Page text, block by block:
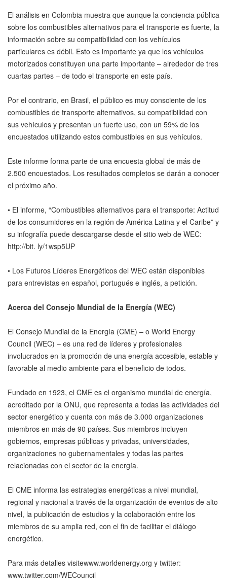
El análisis en Colombia muestra que aunque la conciencia pública
sobre los combustibles alternativos para el transporte es fuerte, la
información sobre su compatibilidad con los vehículos
particulares es débil. Esto es importante ya que los vehículos
motorizados constituyen una parte importante – alrededor de tres
cuartas partes – de todo el transporte en este país.
Por el contrario, en Brasil, el público es muy consciente de los
combustibles de transporte alternativos, su compatibilidad con
sus vehículos y presentan un fuerte uso, con un 59% de los
encuestados utilizando estos combustibles en sus vehículos.
Este informe forma parte de una encuesta global de más de
2.500 encuestados. Los resultados completos se darán a conocer
el próximo año.
• El informe, “Combustibles alternativos para el transporte: Actitud
de los consumidores en la región de América Latina y el Caribe” y
su infografía puede descargarse desde el sitio web de WEC:
http://bit. ly/1wsp5UP
• Los Futuros Líderes Energéticos del WEC están disponibles
para entrevistas en español, portugués e inglés, a petición.
Acerca del Consejo Mundial de la Energía (WEC)
El Consejo Mundial de la Energía (CME) – o World Energy
Council (WEC) – es una red de líderes y profesionales
involucrados en la promoción de una energía accesible, estable y
favorable al medio ambiente para el beneficio de todos.
Fundado en 1923, el CME es el organismo mundial de energía,
acreditado por la ONU, que representa a todas las actividades del
sector energético y cuenta con más de 3.000 organizaciones
miembros en más de 90 países. Sus miembros incluyen
gobiernos, empresas públicas y privadas, universidades,
organizaciones no gubernamentales y todas las partes
relacionadas con el sector de la energía.
El CME informa las estrategias energéticas a nivel mundial,
regional y nacional a través de la organización de eventos de alto
nivel, la publicación de estudios y la colaboración entre los
miembros de su amplia red, con el fin de facilitar el diálogo
energético.
Para más detalles visitewww.worldenergy.org y twitter:
www.twitter.com/WECouncil